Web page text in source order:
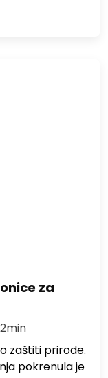
za
zaštiti prirode.
pokrenula je